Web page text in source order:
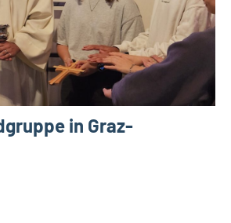
in Graz-